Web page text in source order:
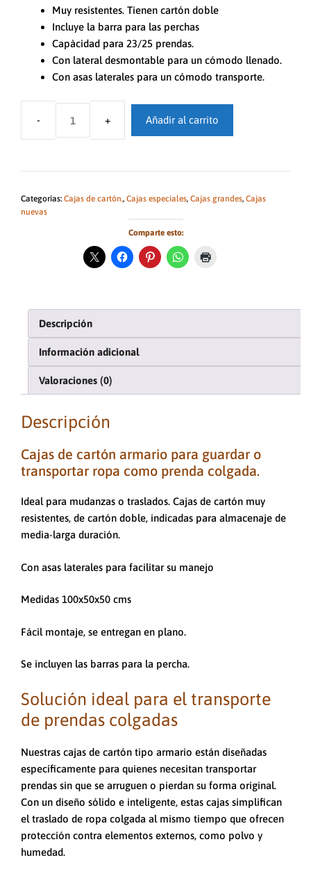
Muy resistentes. Tienen cartón doble
Incluye la barra para las perchas
Capàcidad para 23/25 prendas.
Con lateral desmontable para un cómodo llenado.
Con asas laterales para un cómodo transporte.
Cajas
armario.
de
3
unidades.
Añadir al carrito
Categorías: Cajas de cartón., Cajas especiales, Cajas grandes, Cajas
nuevas
Comparte esto:
Descripción
Información adicional
Valoraciones (0)
Descripción
Cajas de cartón armario para guardar o
transportar ropa como prenda colgada.
Ideal para mudanzas o traslados. Cajas de cartón muy
resistentes, de cartón doble, indicadas para almacenaje de
media-larga duración.
Con asas laterales para facilitar su manejo
Medidas 100x50x50 cms
Fácil montaje, se entregan en plano.
Se incluyen las barras para la percha.
Solución ideal para el transporte
de prendas colgadas
Nuestras cajas de cartón tipo armario están diseñadas
específicamente para quienes necesitan transportar
prendas sin que se arruguen o pierdan su forma original.
Con un diseño sólido e inteligente, estas cajas simplifican
el traslado de ropa colgada al mismo tiempo que ofrecen
protección contra elementos externos, como polvo y
humedad.